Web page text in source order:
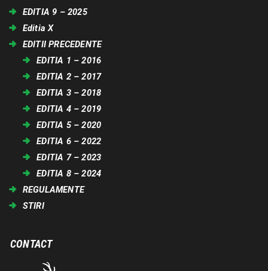
EDITIA 9 – 2025
Editia X
EDITII PRECEDENTE
EDITIA 1 – 2016
EDITIA 2 – 2017
EDITIA 3 – 2018
EDITIA 4 – 2019
EDITIA 5 – 2020
EDITIA 6 – 2022
EDITIA 7 – 2023
EDITIA 8 – 2024
REGULAMENTE
STIRI
CONTACT